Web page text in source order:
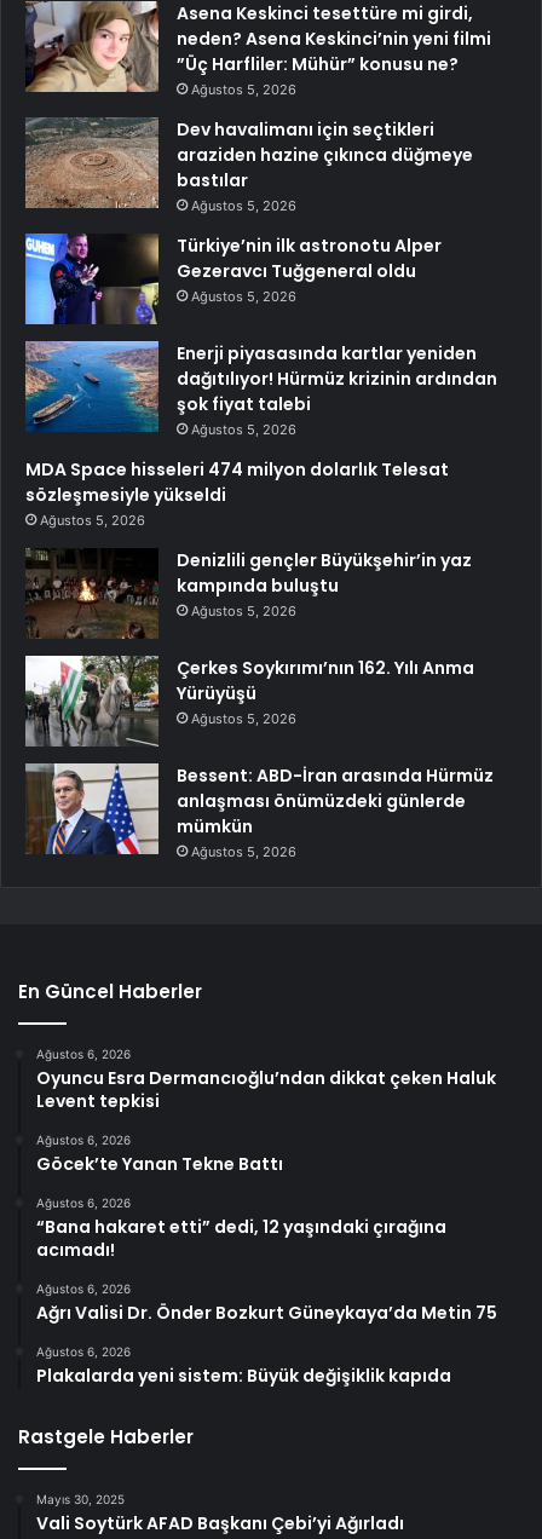
Asena Keskinci tesettüre mi girdi,
neden? Asena Keskinci’nin yeni filmi
”Üç Harfliler: Mühür” konusu ne?
Ağustos 5, 2026
Dev havalimanı için seçtikleri
araziden hazine çıkınca düğmeye
bastılar
Ağustos 5, 2026
Türkiye’nin ilk astronotu Alper
Gezeravcı Tuğgeneral oldu
Ağustos 5, 2026
Enerji piyasasında kartlar yeniden
dağıtılıyor! Hürmüz krizinin ardından
şok fiyat talebi
Ağustos 5, 2026
MDA Space hisseleri 474 milyon dolarlık Telesat
sözleşmesiyle yükseldi
Ağustos 5, 2026
Denizlili gençler Büyükşehir’in yaz
kampında buluştu
Ağustos 5, 2026
Çerkes Soykırımı’nın 162. Yılı Anma
Yürüyüşü
Ağustos 5, 2026
Bessent: ABD-İran arasında Hürmüz
anlaşması önümüzdeki günlerde
mümkün
Ağustos 5, 2026
En Güncel Haberler
Ağustos 6, 2026
Oyuncu Esra Dermancıoğlu’ndan dikkat çeken Haluk
Levent tepkisi
Ağustos 6, 2026
Göcek’te Yanan Tekne Battı
Ağustos 6, 2026
“Bana hakaret etti” dedi, 12 yaşındaki çırağına
acımadı!
Ağustos 6, 2026
Ağrı Valisi Dr. Önder Bozkurt Güneykaya’da Metin 75
Ağustos 6, 2026
Plakalarda yeni sistem: Büyük değişiklik kapıda
Rastgele Haberler
Mayıs 30, 2025
Vali Soytürk AFAD Başkanı Çebi’yi Ağırladı